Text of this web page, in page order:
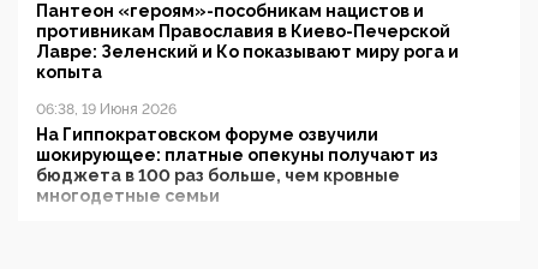
Пантеон «героям»-пособникам нацистов и
противникам Православия в Киево-Печерской
Лавре: Зеленский и Ко показывают миру рога и
копыта
06:38, 19 Июня 2026
На Гиппократовском форуме озвучили
шокирующее: платные опекуны получают из
бюджета в 100 раз больше, чем кровные
многодетные семьи